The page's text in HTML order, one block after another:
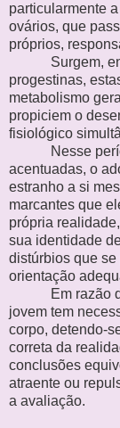
particularmente
ovários, que
próprios,
Surgem,
progestinas,
metabolismo
propiciem o
fisiológico
Nesse
acentuadas, o
estranho a si
marcantes que
própria
sua identidade
distúrbios que
orientação
Em razão
jovem tem
corpo, detendo-
correta da
conclusões
atraente ou
a avaliação.